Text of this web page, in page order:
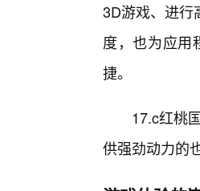
3D游戏、进行
度，也为应用
捷。
17.c红桃
供强劲动力的